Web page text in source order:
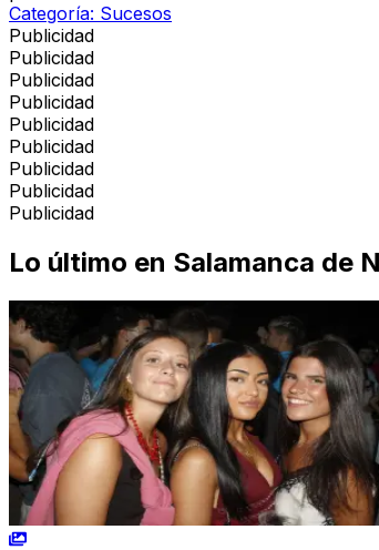
Categoría: Sucesos
Publicidad
Publicidad
Publicidad
Publicidad
Publicidad
Publicidad
Publicidad
Publicidad
Publicidad
Lo último en Salamanca de